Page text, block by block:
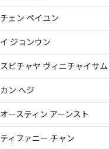
チェン ペイユン
イ ジョンウン
スビチャヤ ヴィニチャイサム
カン ヘジ
オースティン アーンスト
ティファニー チャン